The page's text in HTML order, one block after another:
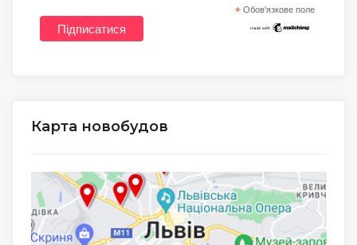
* Обов'язкове поле
Карта новобудов